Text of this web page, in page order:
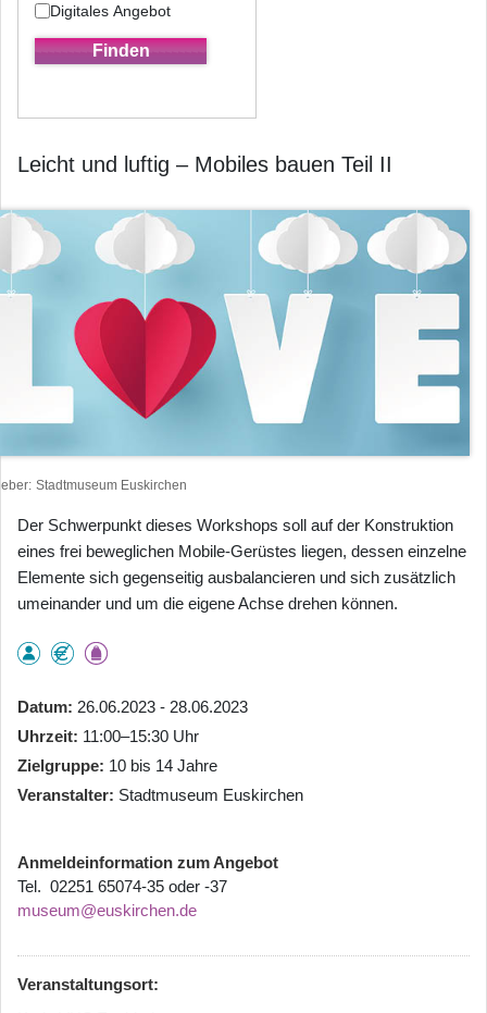
Digitales Angebot
Leicht und luftig – Mobiles bauen Teil II
Stadtmuseum Euskirchen
Der Schwerpunkt dieses Workshops soll auf der Konstruktion
eines frei beweglichen Mobile-Gerüstes liegen, dessen einzelne
Elemente sich gegenseitig ausbalancieren und sich zusätzlich
umeinander und um die eigene Achse drehen können.
Datum 26.06.2023 - 28.06.2023
Uhrzeit 11:00–15:30 Uhr
Zielgruppe 10 bis 14 Jahre
Veranstalter Stadtmuseum Euskirchen
Anmeldeinformation zum Angebot
Tel. 02251 65074-35 oder -37
museum@euskirchen.de
Veranstaltungsort: